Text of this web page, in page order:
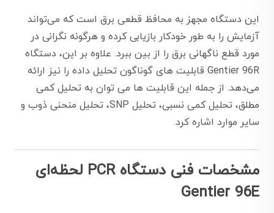
این دستگاه مجهز به محافظ قطعی برق است که می‌تواند
آزمایش را به طور خودکار بازیابی کرده و هرگونه نگرانی در
مورد قطع ناگهانی برق را از بین ببرد. علاوه بر این، دستگاه
Gentier 96R قابلیت های گوناگون تحلیل داده را نیز ارائه
می‌دهد. از جمله این قابلیت ها می توان به تحلیل کمی
مطلق، تحلیل کمی نسبی، تحلیل SNP، تحلیل منحنی ذوب و
سایر موارد اشاره کرد.
مشخصات فنی دستگاه PCR لحظه‌ای
Gentier 96E